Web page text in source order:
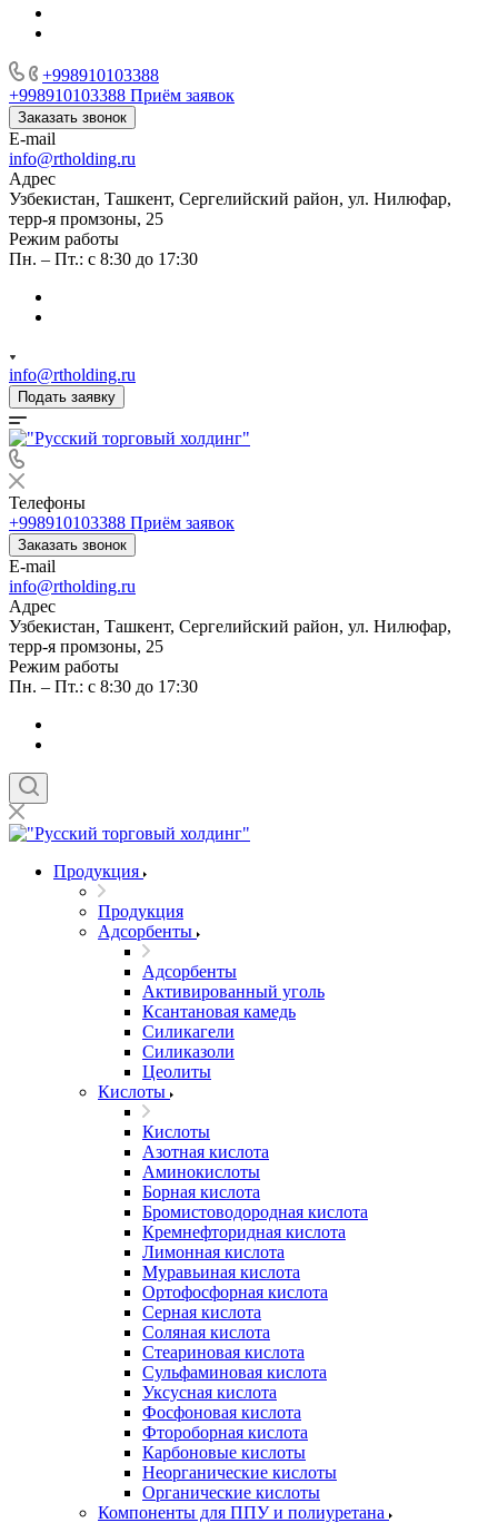
+998910103388
+998910103388 Приём заявок
Заказать звонок
E-mail
info@rtholding.ru
Адрес
Узбекистан, Ташкент, Сергелийский район, ул. Нилюфар,
терр-я промзоны, 25
Режим работы
Пн. – Пт.: с 8:30 до 17:30
info@rtholding.ru
Подать заявку
Телефоны
+998910103388 Приём заявок
Заказать звонок
E-mail
info@rtholding.ru
Адрес
Узбекистан, Ташкент, Сергелийский район, ул. Нилюфар,
терр-я промзоны, 25
Режим работы
Пн. – Пт.: с 8:30 до 17:30
Продукция
Продукция
Адсорбенты
Адсорбенты
Активированный уголь
Ксантановая камедь
Силикагели
Силиказоли
Цеолиты
Кислоты
Кислоты
Азотная кислота
Аминокислоты
Борная кислота
Бромистоводородная кислота
Кремнефторидная кислота
Лимонная кислота
Муравьиная кислота
Ортофосфорная кислота
Серная кислота
Соляная кислота
Стеариновая кислота
Сульфаминовая кислота
Уксусная кислота
Фосфоновая кислота
Фтороборная кислота
Карбоновые кислоты
Неорганические кислоты
Органические кислоты
Компоненты для ППУ и полиуретана